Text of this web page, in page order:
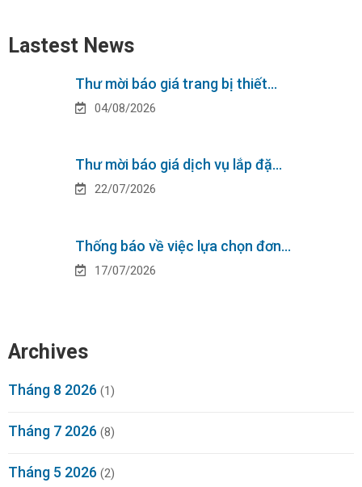
Lastest News
Thư mời báo giá trang bị thiết…
04/08/2026
Thư mời báo giá dịch vụ lắp đặ…
22/07/2026
Thống báo về việc lựa chọn đơn…
17/07/2026
Archives
Tháng 8 2026 (1)
Tháng 7 2026 (8)
Tháng 5 2026 (2)